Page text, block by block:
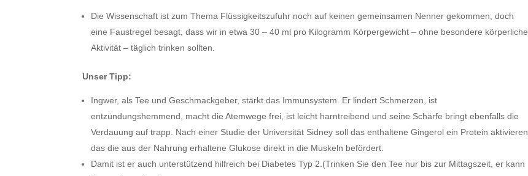
Die Wissenschaft ist zum Thema Flüssigkeitszufuhr noch auf keinen gemeinsamen Nenner gekommen, doch
eine Faustregel besagt, dass wir in etwa 30 – 40 ml pro Kilogramm Körpergewicht – ohne besondere körperliche
Aktivität – täglich trinken sollten.
Unser Tipp:
Ingwer, als Tee und Geschmackgeber, stärkt das Immunsystem. Er lindert Schmerzen, ist
entzündungshemmend, macht die Atemwege frei, ist leicht harntreibend und seine Schärfe bringt ebenfalls die
Verdauung auf trapp. Nach einer Studie der Universität Sidney soll das enthaltene Gingerol ein Protein aktivieren,
das die aus der Nahrung erhaltene Glukose direkt in die Muskeln befördert.
Damit ist er auch unterstützend hilfreich bei Diabetes Typ 2.(Trinken Sie den Tee nur bis zur Mittagszeit, er kann